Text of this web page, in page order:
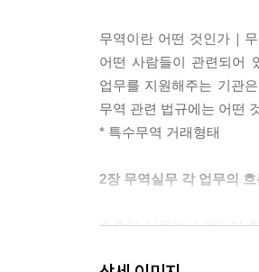
무역이란 어떤 것인가｜
어떤 사람들이 관련되어
업무를 지원해주는 기관
무역 관련 법규에는 어떤
* 특수무역 거래형태
2장 무역실무 각 업무의 흐
수출입 실무에서 알아야